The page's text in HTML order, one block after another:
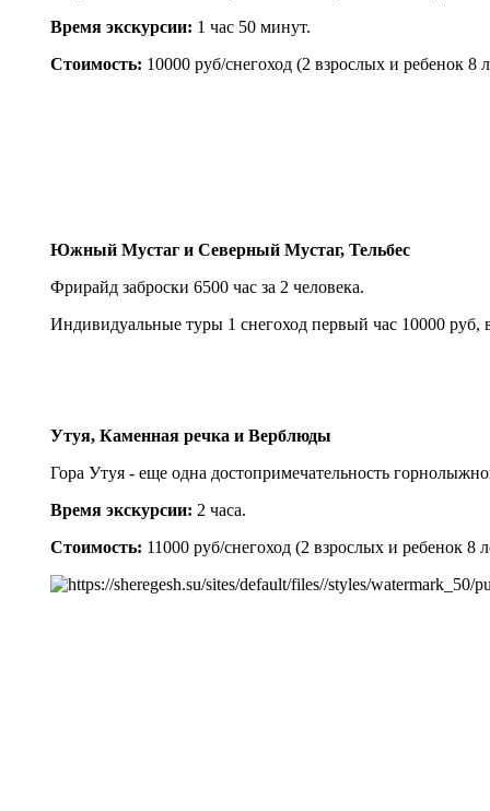
Время экскурсии: 1 час 50 минут.
Стоимость: 10000 руб/снегоход (2 взрослых и ребенок 8
Южный Мустаг и Северный Мустаг, Тельбес
Фрирайд заброски 6500 час за 2 человека.
Индивидуальные туры 1 снегоход первый час 10000 руб,
Утуя, Каменная речка и Верблюды
Гора Утуя - еще одна достопримечательность
Время экскурсии: 2 часа.
Стоимость: 11000 руб/снегоход (2 взрослых и ребенок 8